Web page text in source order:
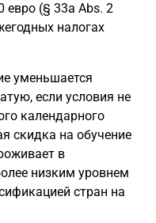
евро (§ 33a Abs. 2
налогах
уменьшается
если условия не
календарного
скидка на обучение
в
низким уровнем
стран на